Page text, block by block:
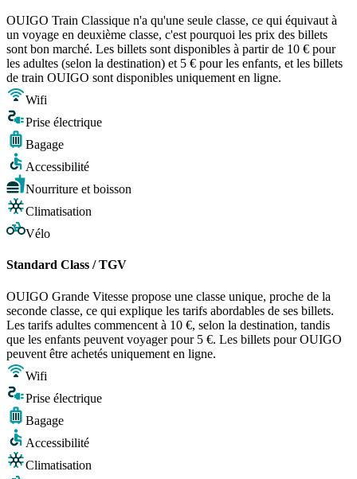
OUIGO Train Classique n'a qu'une seule classe, ce qui équivaut à
un voyage en deuxième classe, c'est pourquoi les prix des billets
sont bon marché. Les billets sont disponibles à partir de 10 € pour
les adultes (selon la destination) et 5 € pour les enfants, et les billets
de train OUIGO sont disponibles uniquement en ligne.
Wifi
Prise électrique
Bagage
Accessibilité
Nourriture et boisson
Climatisation
Vélo
Standard Class / TGV
OUIGO Grande Vitesse propose une classe unique, proche de la
seconde classe, ce qui explique les tarifs abordables de ses billets.
Les tarifs adultes commencent à 10 €, selon la destination, tandis
que les enfants peuvent voyager pour 5 €. Les billets pour OUIGO
peuvent être achetés uniquement en ligne.
Wifi
Prise électrique
Bagage
Accessibilité
Climatisation